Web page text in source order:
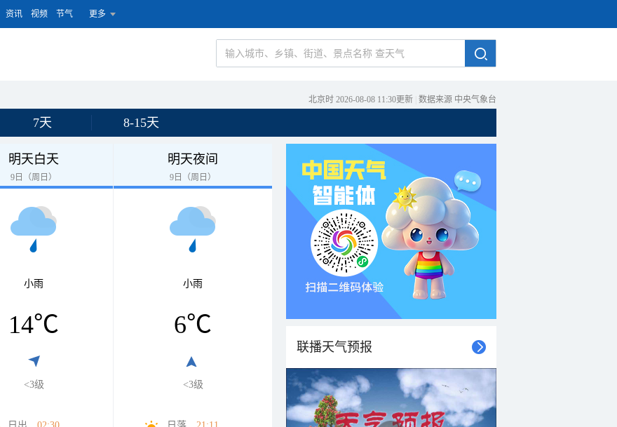
资讯 视频 节气 更多
北京时 2026-08-08 11:30更新 数据来源 中央气象台
7天 8-15天
明天白天
9日（周日）
小雨
14℃
<3级
明天夜间
9日（周日）
小雨
6℃
<3级
联播天气预报